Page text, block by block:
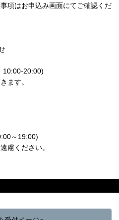
項はお申込み画面にてご確認くだ
20:00)
ます。
～19:00)
慮ください。